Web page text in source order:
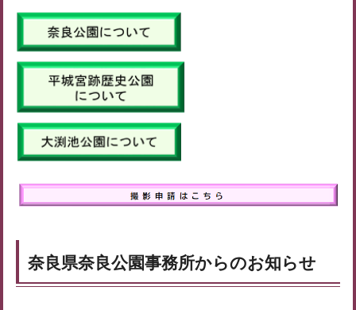
奈良県奈良公園事務所からのお知らせ